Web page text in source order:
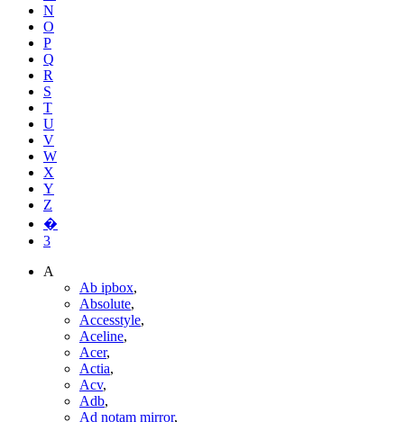
N
O
P
Q
R
S
T
U
V
W
X
Y
Z
�
3
A
Ab ipbox,
Absolute,
Accesstyle,
Aceline,
Acer,
Actia,
Acv,
Adb,
Ad notam mirror,